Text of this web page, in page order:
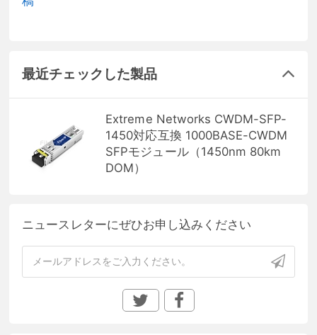
最近チェックした製品
Extreme Networks CWDM-SFP-
1450対応互換 1000BASE-CWDM
SFPモジュール（1450nm 80km
DOM）
ニュースレターにぜひお申し込みください